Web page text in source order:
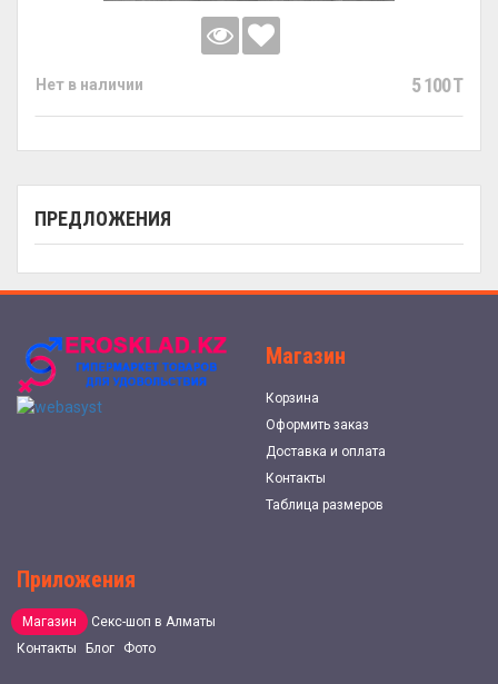
ПРЕДЛОЖЕНИЯ
Нет в наличии 5 100 T
Магазин
Корзина
Оформить заказ
Доставка и оплата
Контакты
Таблица размеров
Приложения
Магазин
Секс-шоп в Алматы
Контакты
Блог Фото